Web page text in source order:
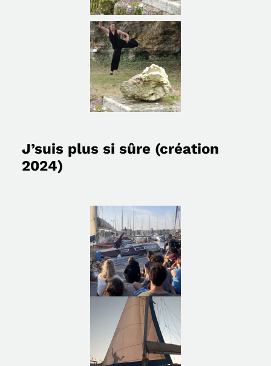
J’suis plus si sûre (création
2024)